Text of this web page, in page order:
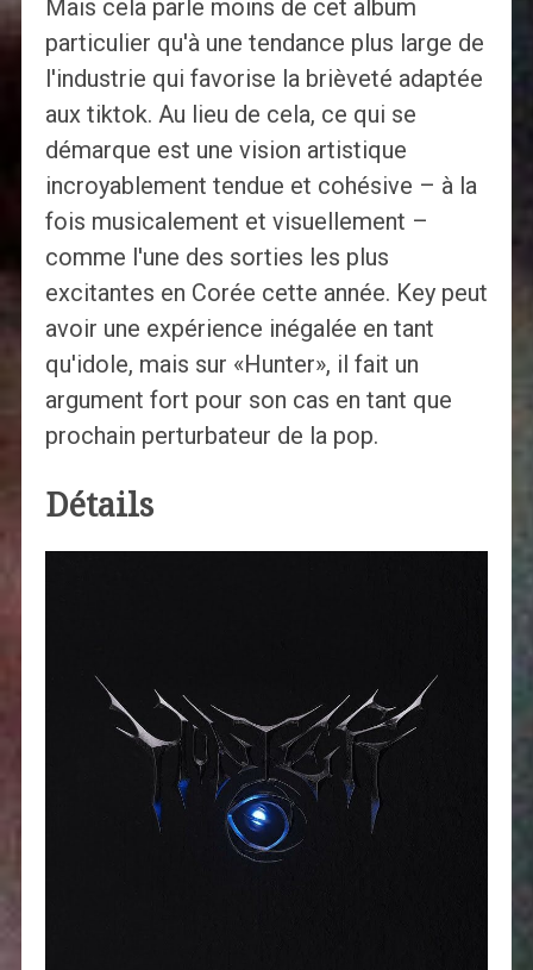
Mais cela parle moins de cet album
particulier qu'à une tendance plus large de
l'industrie qui favorise la brièveté adaptée
aux tiktok. Au lieu de cela, ce qui se
démarque est une vision artistique
incroyablement tendue et cohésive – à la
fois musicalement et visuellement –
comme l'une des sorties les plus
excitantes en Corée cette année. Key peut
avoir une expérience inégalée en tant
qu'idole, mais sur «Hunter», il fait un
argument fort pour son cas en tant que
prochain perturbateur de la pop.
Détails